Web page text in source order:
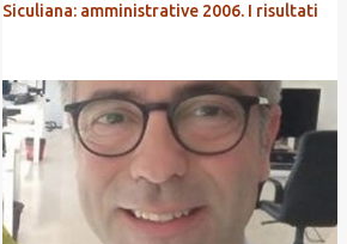
Siculiana: amministrative 2006. I risultati